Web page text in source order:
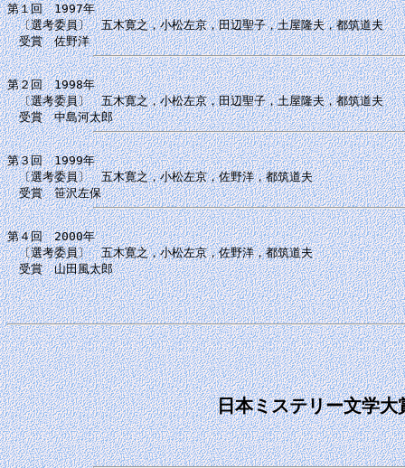
第１回　1997年
〔選考委員〕　五木寛之，小松左京，田辺聖子，土屋隆夫，都筑道夫
第２回　1998年
〔選考委員〕　五木寛之，小松左京，田辺聖子，土屋隆夫，都筑道夫
第３回　1999年
〔選考委員〕　五木寛之，小松左京，佐野洋，都筑道夫
第４回　2000年
〔選考委員〕　五木寛之，小松左京，佐野洋，都筑道夫
受賞　山田風太郎